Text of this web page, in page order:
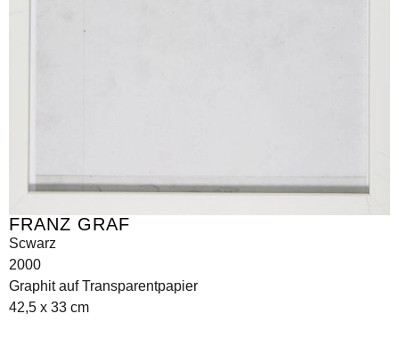
FRANZ GRAF
Scwarz
2000
Graphit auf Transparentpapier
42,5 x 33 cm